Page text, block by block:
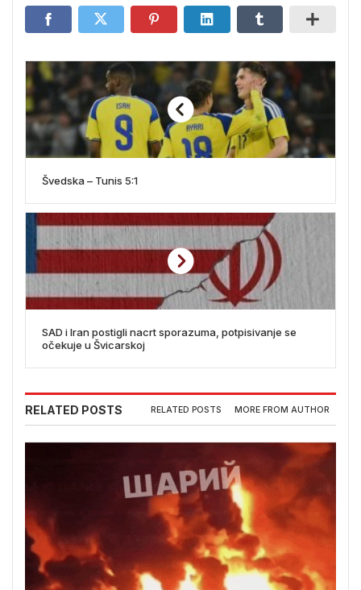
Švedska – Tunis 5:1
SAD i Iran postigli nacrt sporazuma, potpisivanje se
očekuje u Švicarskoj
RELATED POSTS RELATED POSTS MORE FROM AUTHOR